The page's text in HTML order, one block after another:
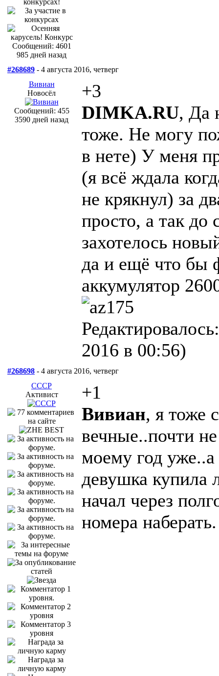
Сообщений: 4601
985 дней назад
#268689 - 4 августа 2016, четверг
Вивиан
Новосёл
Сообщений: 455
3590 дней назад
+3
DIMKA.RU, Да
тоже. Не могу
в нете) У меня
(я всё ждала
не крякнул) за
просто, а так до
захотелось
да и ещё что бы
аккумулятор
2016 в 00:56)
#268698 - 4 августа 2016, четверг
СССР
Активист
+1
Вивиан, я тоже
вечные..почти
моему год
девушка купила
начал через
номера наберать.